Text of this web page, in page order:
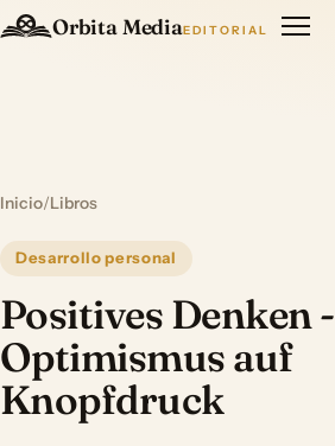
Orbita MediaEDITORIAL
Inicio/Libros
Desarrollo personal
Positives Denken -
Optimismus auf
Knopfdruck